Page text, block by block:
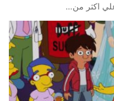
علي اكثر من…